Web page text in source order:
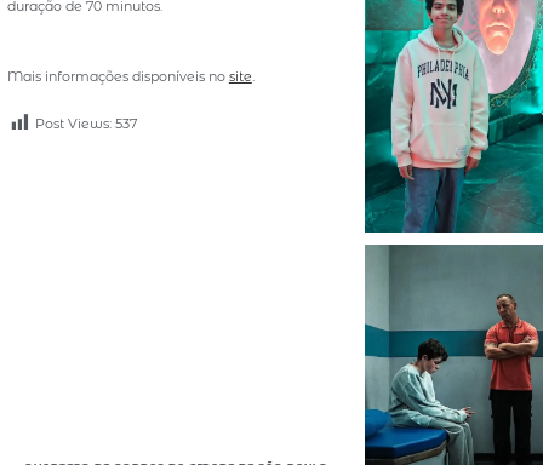
duração de 70 minutos.
Mais informações disponíveis no site
Post Views: 537